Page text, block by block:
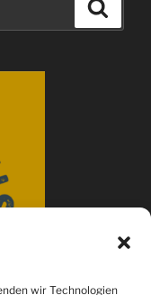
wir Technologien